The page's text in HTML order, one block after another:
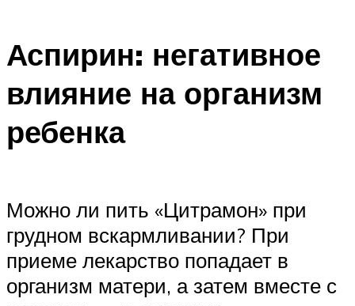
Аспирин: негативное
влияние на организм
ребенка
Можно ли пить «Цитрамон» при
грудном вскармливании? При
приеме лекарство попадает в
организм матери, а затем вместе с